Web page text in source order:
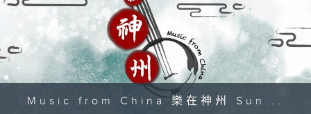
Music from China 樂在神州 Sun...